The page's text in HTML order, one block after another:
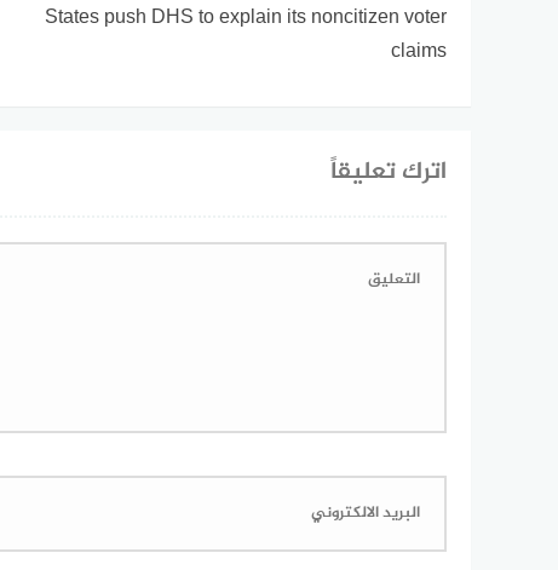
States push DHS to explain its noncitizen voter
claims
اترك تعليقاً